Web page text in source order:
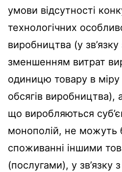
умови відсутності
технологічних
виробництва (у зв’язку
зменшенням витрат
одиницю товару в міру
обсягів виробництва),
що виробляються
монополій, не можуть
споживанні іншими
(послугами), у зв’язку